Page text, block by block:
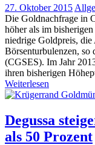
27. Oktober 2015
Die Goldnachfrage in
höher als im
niedrige Goldpreis, die
Börsenturbulenzen,
(CGSES). Im Jahr
ihren bisherigen
Weiterlesen
Degussa
als 50 Prozent